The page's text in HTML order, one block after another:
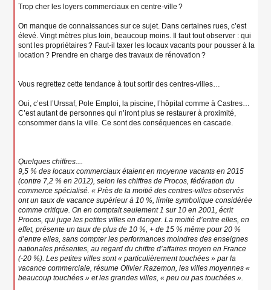
Trop cher les loyers commerciaux en centre-ville ?
On manque de connaissances sur ce sujet. Dans certaines rues, c’est
élevé. Vingt mètres plus loin, beaucoup moins. Il faut tout observer : qui
sont les propriétaires ? Faut-il taxer les locaux vacants pour pousser à la
location ? Prendre en charge des travaux de rénovation ?
Vous regrettez cette tendance à tout sortir des centres-villes…
Oui, c’est l’Urssaf, Pole Emploi, la piscine, l’hôpital comme à Castres…
C’est autant de personnes qui n’iront plus se restaurer à proximité,
consommer dans la ville. Ce sont des conséquences en cascade.
Quelques chiffres....
9,5 % des locaux commerciaux étaient en moyenne vacants en 2015
(contre 7,2 % en 2012), selon les chiffres de Procos, fédération du
commerce spécialisé. « Près de la moitié des centres-villes observés
ont un taux de vacance supérieur à 10 %, limite symbolique considérée
comme critique. On en comptait seulement 1 sur 10 en 2001, écrit
Procos, qui juge les petites villes en danger. La moitié d’entre elles, en
effet, présente un taux de plus de 10 %, + de 15 % même pour 20 %
d’entre elles, sans compter les performances moindres des enseignes
nationales présentes, au regard du chiffre d’affaires moyen en France
(-20 %). Les petites villes sont « particulièrement touchées » par la
vacance commerciale, résume Olivier Razemon, les villes moyennes «
beaucoup touchées » et les grandes villes, « peu ou pas touchées ».